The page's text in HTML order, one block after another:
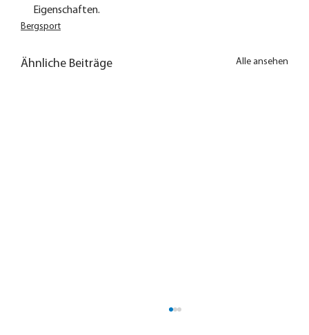
Eigenschaften.
Bergsport
Ähnliche Beiträge Alle ansehen